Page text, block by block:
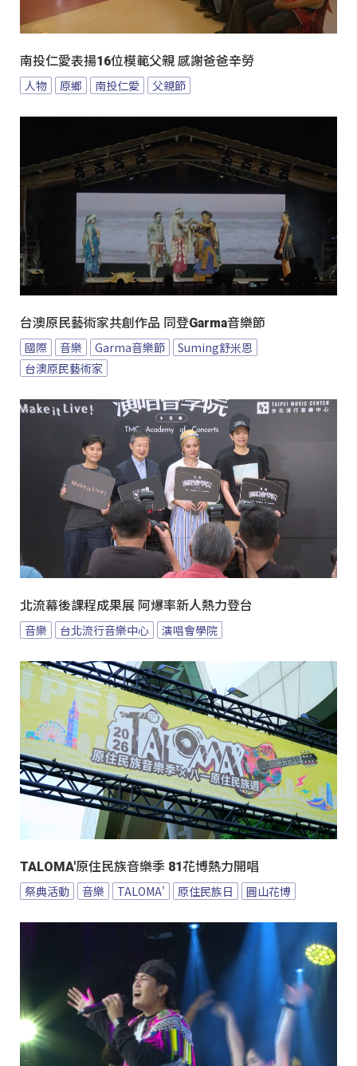
南投仁愛表揚16位模範父親 感謝爸爸辛勞
人物 原鄉 南投仁愛 父親節
台澳原民藝術家共創作品 同登Garma音樂節
國際 音樂 Garma音樂節
Suming舒米恩
台澳原民藝術家
北流幕後課程成果展 阿爆率新人熱力登台
音樂 台北流行音樂中心 演唱會學院
TALOMA'原住民族音樂季 81花博熱力開唱
祭典活動 音樂 TALOMA' 原住民族日 圓山花博